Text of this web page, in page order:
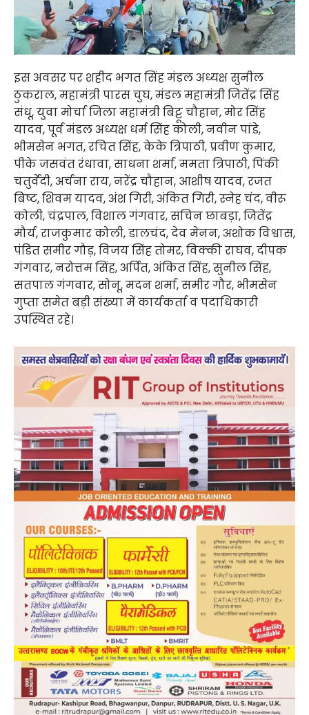
इस अवसर पर शहीद भगत सिंह मंडल अध्यक्ष सुनील
ठुकराल, महामंत्री पारस चुघ, मंडल महामंत्री जितेंद्र सिंह
संधू, युवा मोर्चा जिला महामंत्री बिट्टू चौहान, मोर सिंह
यादव, पूर्व मंडल अध्यक्ष धर्म सिंह कोली, नवीन पांडे,
भीमसेन भगत, रचित सिंह, केके त्रिपाठी, प्रवीण कुमार,
पीके जसवंत रंधावा, साधना शर्मा, ममता त्रिपाठी, पिंकी
चतुर्वेदी, अर्चना राय, नरेंद्र चौहान, आशीष यादव, रजत
बिष्ट, शिवम यादव, अंश गिरी, अंकित गिरी, स्नेह चंद, वीरू
कोली, चंद्रपाल, विशाल गंगवार, सचिन छाबड़ा, जितेंद्र
मौर्य, राजकुमार कोली, डालचंद, देव मेनन, अशोक विश्वास,
पंडित समीर गौड़, विजय सिंह तोमर, विक्की राघव, दीपक
गंगवार, नरोत्तम सिंह, अर्पित, अंकित सिंह, सुनील सिंह,
सतपाल गंगवार, सोनू, मदन शर्मा, समीर गौर, भीमसेन
गुप्ता समेत बड़ी संख्या में कार्यकर्ता व पदाधिकारी
उपस्थित रहे।